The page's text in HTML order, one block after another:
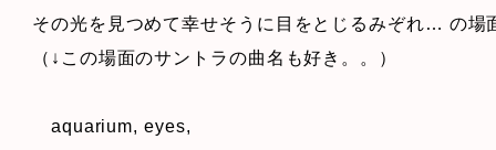
その光を見つめて幸せそうに目をとじるみぞれ… の場
（↓この場面のサントラの曲名も好き。。）
aquarium, eyes,